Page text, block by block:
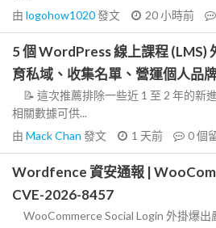
由 logohow1020發文 20 小時前
5 個 WordPress 線上課程 (LMS)
育私域、收集名單、營運個人品
📝 這次推薦排除一些近 1 至 2 年的新
相關數據可供...
由 Mack Chan 發文 1 天前 0個
Wordfence 資安通報 |
CVE-2026-8457
WooCommerce Social Login 外掛爆出